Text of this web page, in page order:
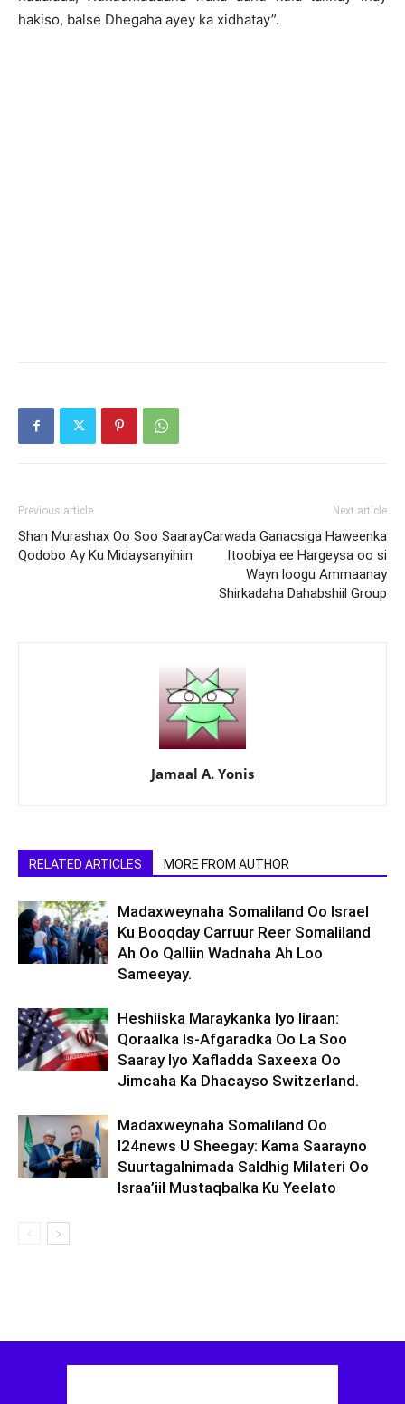
hakiso, balse Dhegaha ayey ka xidhatay”.
Previous article
Shan Murashax Oo Soo Saaray
Qodobo Ay Ku Midaysanyihiin
Next article
Carwada Ganacsiga Haweenka
Itoobiya ee Hargeysa oo si
Wayn loogu Ammaanay
Shirkadaha Dahabshiil Group
Jamaal A. Yonis
RELATED ARTICLES MORE FROM AUTHOR
Madaxweynaha Somaliland Oo Israel
Ku Booqday Carruur Reer Somaliland
Ah Oo Qalliin Wadnaha Ah Loo
Sameeyay.
Heshiiska Maraykanka Iyo Iiraan:
Qoraalka Is-Afgaradka Oo La Soo
Saaray Iyo Xafladda Saxeexa Oo
Jimcaha Ka Dhacayso Switzerland.
Madaxweynaha Somaliland Oo
I24news U Sheegay: Kama Saarayno
Suurtagalnimada Saldhig Milateri Oo
Israa’iil Mustaqbalka Ku Yeelato